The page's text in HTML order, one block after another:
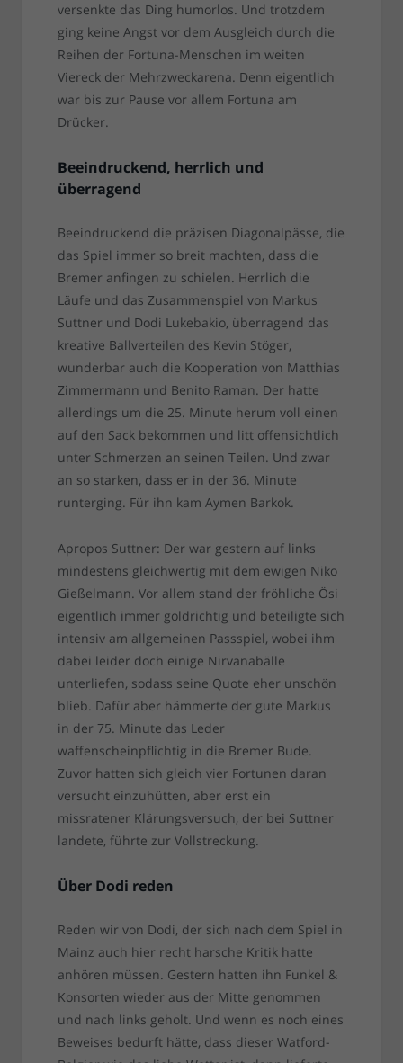
versenkte das Ding humorlos. Und trotzdem
ging keine Angst vor dem Ausgleich durch die
Reihen der Fortuna-Menschen im weiten
Viereck der Mehrzweckarena. Denn eigentlich
war bis zur Pause vor allem Fortuna am
Drücker.
Beeindruckend, herrlich und
überragend
Beeindruckend die präzisen Diagonalpässe, die
das Spiel immer so breit machten, dass die
Bremer anfingen zu schielen. Herrlich die
Läufe und das Zusammenspiel von Markus
Suttner und Dodi Lukebakio, überragend das
kreative Ballverteilen des Kevin Stöger,
wunderbar auch die Kooperation von Matthias
Zimmermann und Benito Raman. Der hatte
allerdings um die 25. Minute herum voll einen
auf den Sack bekommen und litt offensichtlich
unter Schmerzen an seinen Teilen. Und zwar
an so starken, dass er in der 36. Minute
runterging. Für ihn kam Aymen Barkok.
Apropos Suttner: Der war gestern auf links
mindestens gleichwertig mit dem ewigen Niko
Gießelmann. Vor allem stand der fröhliche Ösi
eigentlich immer goldrichtig und beteiligte sich
intensiv am allgemeinen Passspiel, wobei ihm
dabei leider doch einige Nirvanabälle
unterliefen, sodass seine Quote eher unschön
blieb. Dafür aber hämmerte der gute Markus
in der 75. Minute das Leder
waffenscheinpflichtig in die Bremer Bude.
Zuvor hatten sich gleich vier Fortunen daran
versucht einzuhütten, aber erst ein
missratener Klärungsversuch, der bei Suttner
landete, führte zur Vollstreckung.
Über Dodi reden
Reden wir von Dodi, der sich nach dem Spiel in
Mainz auch hier recht harsche Kritik hatte
anhören müssen. Gestern hatten ihn Funkel &
Konsorten wieder aus der Mitte genommen
und nach links geholt. Und wenn es noch eines
Beweises bedurft hätte, dass dieser Watford-